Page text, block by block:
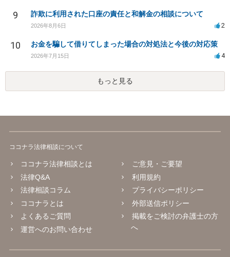
9 詐欺に利用された口座の責任と和解金の相談について
2026年8月6日 2
10 お金を騙して借りてしまった場合の対処法と今後の対応策
2026年7月15日 4
もっと見る
ココナラ法律相談について
ココナラ法律相談とは
法律Q&A
法律相談コラム
ココナラとは
よくあるご質問
運営へのお問い合わせ
ご意見・ご要望
利用規約
プライバシーポリシー
外部送信ポリシー
掲載をご検討の弁護士の方
へ